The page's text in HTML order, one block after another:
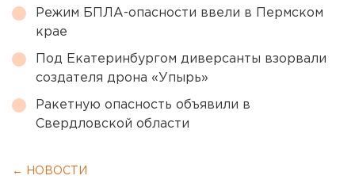
Режим БПЛА-опасности ввели в Пермском
крае
Под Екатеринбургом диверсанты взорвали
создателя дрона «Упырь»
Ракетную опасность объявили в
Свердловской области
← НОВОСТИ